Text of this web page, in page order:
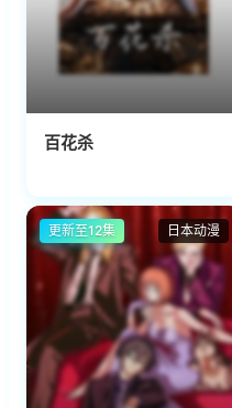
百花杀
日本动漫
更新至12集